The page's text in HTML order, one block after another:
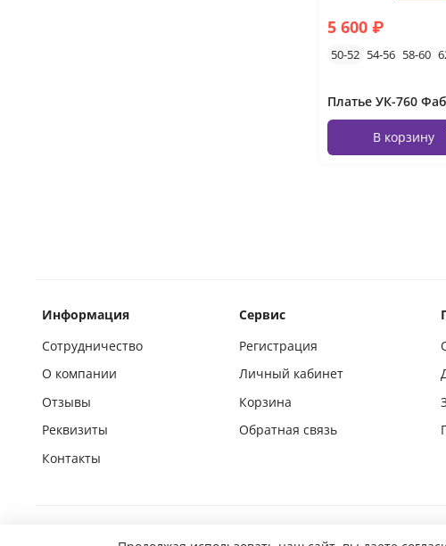
5 600 ₽
50-52 54-56 58-60
В корзину
Информация
Сотрудничество
О компании
Отзывы
Реквизиты
Контакты
Сервис
Регистрация
Личный кабинет
Корзина
Обратная связь